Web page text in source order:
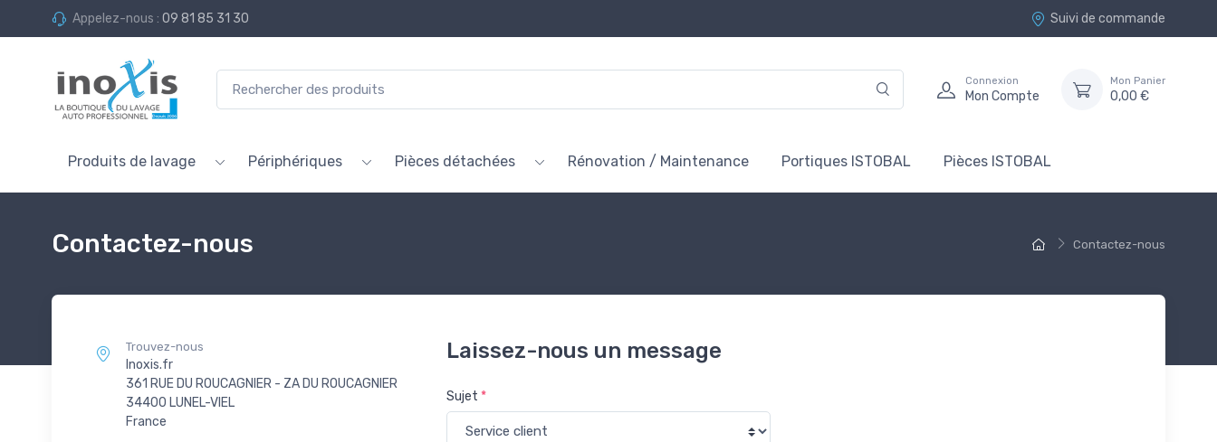
Appelez-nous : 09 81 85 31 30 Suivi de commande
Connexion
Mon Compte
Mon Panier
0,00 €
Produits de lavage Périphériques Pièces détachées Rénovation / Maintenance Portiques ISTOBAL Pièces ISTOBAL
Contactez-nous
Contactez-nous
Trouvez-nous
Inoxis.fr
361 RUE DU ROUCAGNIER - ZA DU ROUCAGNIER
34400 LUNEL-VIEL
France
Laissez-nous un message
Sujet *